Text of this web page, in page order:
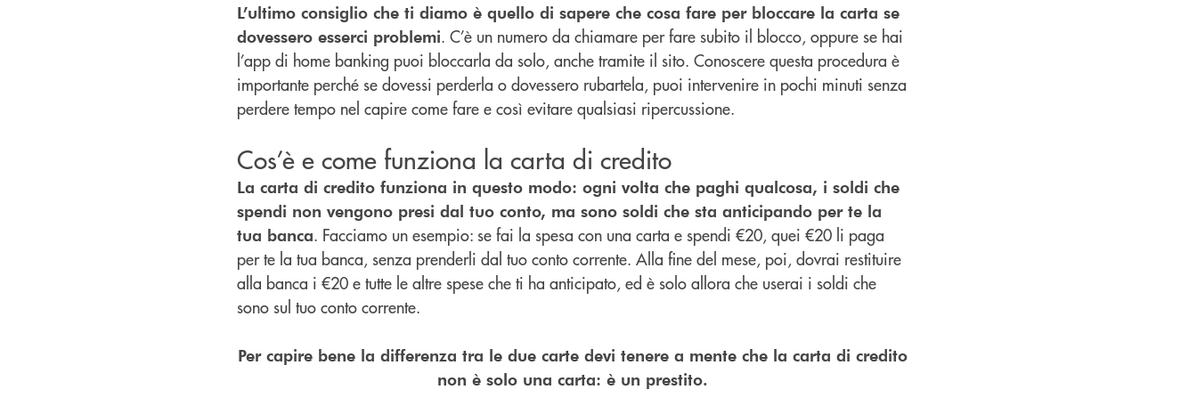
L’ultimo consiglio che ti diamo è quello di sapere che cosa fare per bloccare la carta se
dovessero esserci problemi. C’è un numero da chiamare per fare subito il blocco, oppure se hai
l’app di home banking puoi bloccarla da solo, anche tramite il sito. Conoscere questa procedura è
importante perché se dovessi perderla o dovessero rubartela, puoi intervenire in pochi minuti senza
perdere tempo nel capire come fare e così evitare qualsiasi ripercussione.
Cos’è e come funziona la carta di credito
La carta di credito funziona in questo modo: ogni volta che paghi qualcosa, i soldi che
spendi non vengono presi dal tuo conto, ma sono soldi che sta anticipando per te la
tua banca. Facciamo un esempio: se fai la spesa con una carta e spendi €20, quei €20 li paga
per te la tua banca, senza prenderli dal tuo conto corrente. Alla fine del mese, poi, dovrai restituire
alla banca i €20 e tutte le altre spese che ti ha anticipato, ed è solo allora che userai i soldi che
sono sul tuo conto corrente.
Per capire bene la differenza tra le due carte devi tenere a mente che la carta di credito
non è solo una carta: è un prestito.